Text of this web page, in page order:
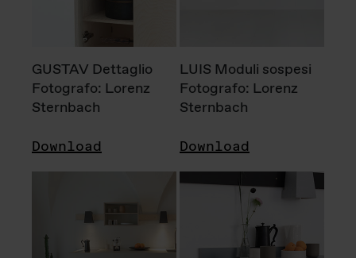
GUSTAV Dettaglio
Fotografo: Lorenz
Sternbach
Download
LUIS Moduli sospesi
Fotografo: Lorenz
Sternbach
Download